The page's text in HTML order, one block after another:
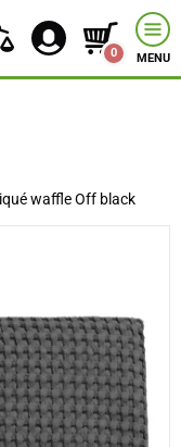
0 MENU
waffle Off black